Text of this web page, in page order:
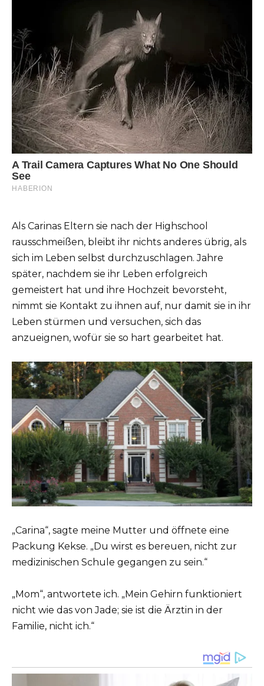
Als Carinas Eltern sie nach der Highschool
rausschmeißen, bleibt ihr nichts anderes übrig, als
sich im Leben selbst durchzuschlagen. Jahre
später, nachdem sie ihr Leben erfolgreich
gemeistert hat und ihre Hochzeit bevorsteht,
nimmt sie Kontakt zu ihnen auf, nur damit sie in ihr
Leben stürmen und versuchen, sich das
anzueignen, wofür sie so hart gearbeitet hat.
„Carina“, sagte meine Mutter und öffnete eine
Packung Kekse. „Du wirst es bereuen, nicht zur
medizinischen Schule gegangen zu sein.“
„Mom“, antwortete ich. „Mein Gehirn funktioniert
nicht wie das von Jade; sie ist die Ärztin in der
Familie, nicht ich.“